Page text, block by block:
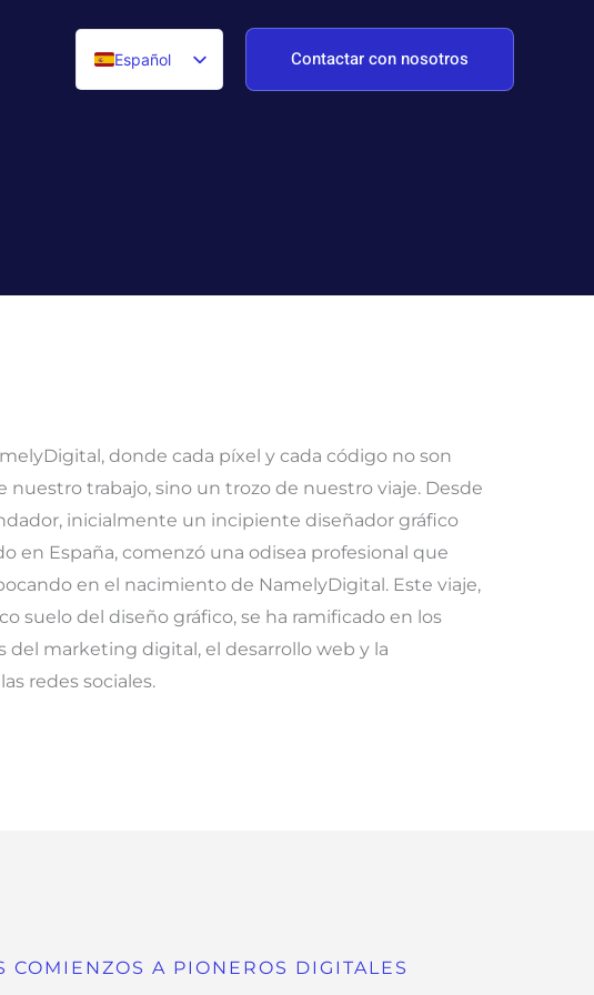
Español
English
Contactar con nosotros
donde cada píxel y cada código no son
nuestro trabajo, sino un trozo de nuestro viaje. Desde
inicialmente un incipiente diseñador gráfico
en España, comenzó una odisea profesional que
en el nacimiento de NamelyDigital. Este viaje,
suelo del diseño gráfico, se ha ramificado en los
del marketing digital, el desarrollo web y la
redes sociales.
COMIENZOS A PIONEROS DIGITALES